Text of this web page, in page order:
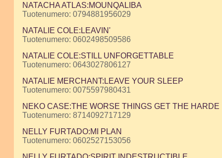
NATACHA ATLAS:MOUNQALIBA
Tuotenumero: 0794881956029
NATALIE COLE:LEAVIN'
Tuotenumero: 0602498509586
NATALIE COLE:STILL UNFORGETTABLE
Tuotenumero: 0643027806127
NATALIE MERCHANT:LEAVE YOUR SLEEP
Tuotenumero: 0075597980431
NEKO CASE:THE WORSE THINGS GET THE HARDE
Tuotenumero: 8714092717129
NELLY FURTADO:MI PLAN
Tuotenumero: 0602527153056